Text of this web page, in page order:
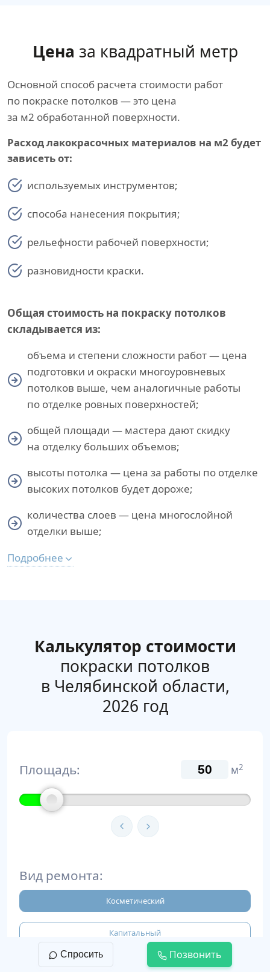
Цена за квадратный метр
Основной способ расчета стоимости работ
по покраске потолков — это цена
за м2 обработанной поверхности.
Расход лакокрасочных материалов на м2 будет
зависеть от:
используемых инструментов;
способа нанесения покрытия;
рельефности рабочей поверхности;
разновидности краски.
Общая стоимость на покраску потолков
складывается из:
объема и степени сложности работ — цена
подготовки и окраски многоуровневых
потолков выше, чем аналогичные работы
по отделке ровных поверхностей;
общей площади — мастера дают скидку
на отделку больших объемов;
высоты потолка — цена за работы по отделке
высоких потолков будет дороже;
количества слоев — цена многослойной
отделки выше;
Подробнее
Калькулятор стоимости
покраски потолков
в Челябинской области,
2026 год
Площадь: м2
Вид ремонта:
Косметический
Капитальный
Евроремонт
Спросить Позвонить